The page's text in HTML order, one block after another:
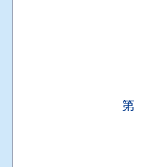
第